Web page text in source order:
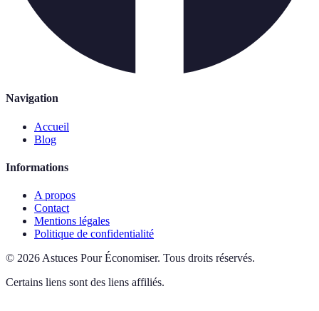
Navigation
Accueil
Blog
Informations
A propos
Contact
Mentions légales
Politique de confidentialité
© 2026 Astuces Pour Économiser. Tous droits réservés.
Certains liens sont des liens affiliés.